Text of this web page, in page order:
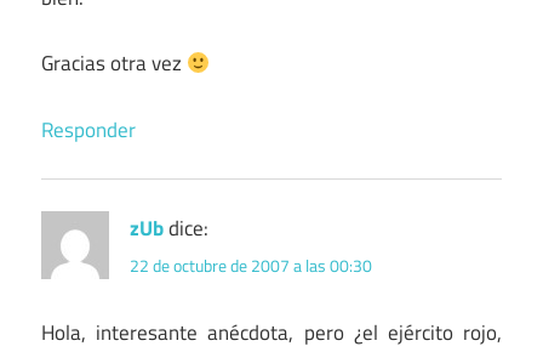
Gracias otra vez
Responder
zUbdice:
22 de octubre de 2007 a las 00:30
Hola, interesante anécdota, pero ¿el ejército rojo,